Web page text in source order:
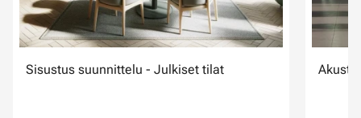
Sisustus suunnittelu - Julkiset tilat